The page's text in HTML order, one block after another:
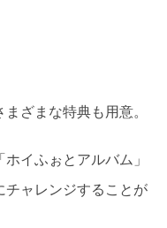
ざまな特典も用意。
イふぉとアルバム」
チャレンジすることが